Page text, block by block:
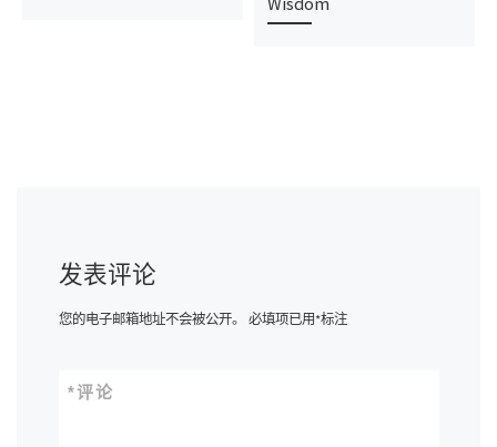
发表评论
您的电子邮箱地址不会被公开。 必填项已用*标注
评论
*